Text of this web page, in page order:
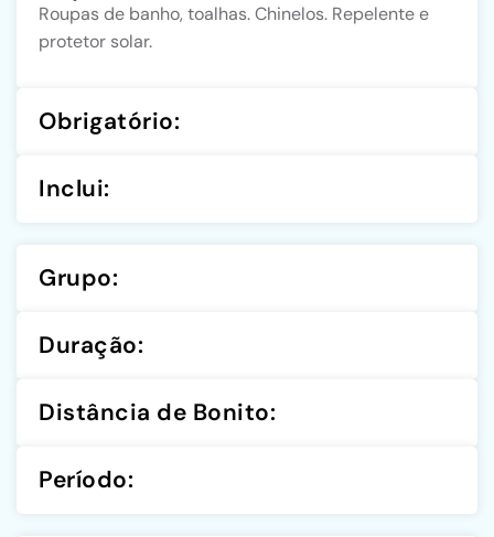
Roupas de banho, toalhas. Chinelos. Repelente e
protetor solar.
Obrigatório:
Inclui:
Grupo:
Duração:
Distância de Bonito:
Período: